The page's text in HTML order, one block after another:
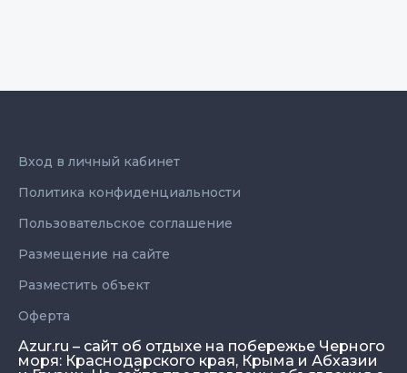
Azur.ru – сайт об отдыхе на побережье Черного
моря: Краснодарского края, Крыма и Абхазии
Вход в личный кабинет
Политика конфиденциальности
Пользовательское соглашение
Размещение на сайте
Разместить объект
Оферта